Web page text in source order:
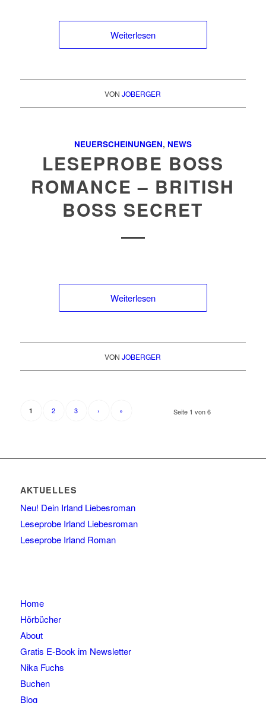
Weiterlesen
VONJOBERGER
NEUERSCHEINUNGEN, NEWS
LESEPROBE BOSS
ROMANCE – BRITISH
BOSS SECRET
Weiterlesen
VONJOBERGER
Seite 1 von 6
1 2 3 › »
AKTUELLES
Neu! Dein Irland Liebesroman
Leseprobe Irland Liebesroman
Leseprobe Irland Roman
Home
Hörbücher
About
Gratis E-Book im Newsletter
Nika Fuchs
Buchen
Blog